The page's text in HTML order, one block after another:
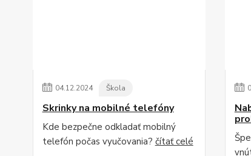
04.12.2024 Škola
Skrinky na mobilné telefóny
Kde bezpečne odkladať mobilný
telefón počas vyučovania? čítať celé